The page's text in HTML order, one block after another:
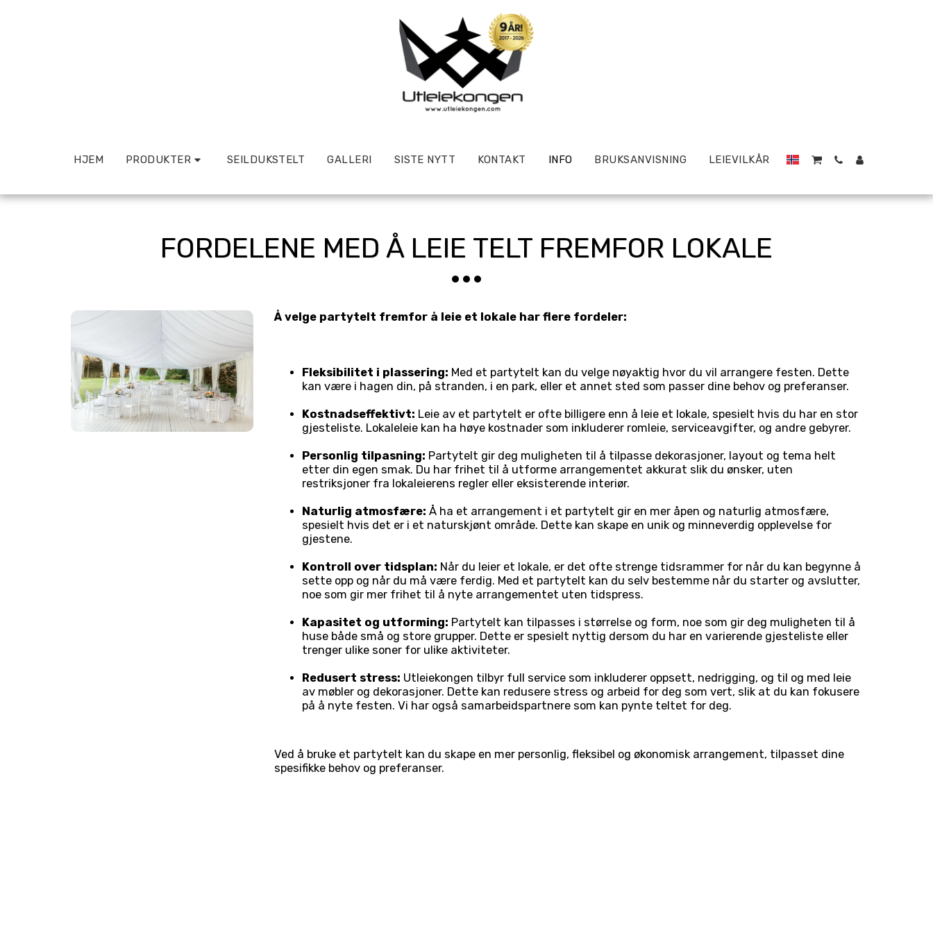
HJEM PRODUKTER SEILDUKSTELT GALLERI SISTE NYTT KONTAKT INFO BRUKSANVISNING LEIEVILKÅR
FORDELENE MED Å LEIE TELT FREMFOR LOKALE
Å velge partytelt fremfor å leie et lokale har flere fordeler:
Fleksibilitet i plassering: Med et partytelt kan du velge nøyaktig hvor du vil arrangere festen. Dette
kan være i hagen din, på stranden, i en park, eller et annet sted som passer dine behov og preferanser.
Kostnadseffektivt: Leie av et partytelt er ofte billigere enn å leie et lokale, spesielt hvis du har en stor
gjesteliste. Lokaleleie kan ha høye kostnader som inkluderer romleie, serviceavgifter, og andre gebyrer.
Personlig tilpasning: Partytelt gir deg muligheten til å tilpasse dekorasjoner, layout og tema helt
etter din egen smak. Du har frihet til å utforme arrangementet akkurat slik du ønsker, uten
restriksjoner fra lokaleierens regler eller eksisterende interiør.
Naturlig atmosfære: Å ha et arrangement i et partytelt gir en mer åpen og naturlig atmosfære,
spesielt hvis det er i et naturskjønt område. Dette kan skape en unik og minneverdig opplevelse for
gjestene.
Kontroll over tidsplan: Når du leier et lokale, er det ofte strenge tidsrammer for når du kan begynne å
sette opp og når du må være ferdig. Med et partytelt kan du selv bestemme når du starter og avslutter,
noe som gir mer frihet til å nyte arrangementet uten tidspress.
Kapasitet og utforming: Partytelt kan tilpasses i størrelse og form, noe som gir deg muligheten til å
huse både små og store grupper. Dette er spesielt nyttig dersom du har en varierende gjesteliste eller
trenger ulike soner for ulike aktiviteter.
Redusert stress: Utleiekongen tilbyr full service som inkluderer oppsett, nedrigging, og til og med leie
av møbler og dekorasjoner. Dette kan redusere stress og arbeid for deg som vert, slik at du kan fokusere
på å nyte festen. Vi har også samarbeidspartnere som kan pynte teltet for deg.
Ved å bruke et partytelt kan du skape en mer personlig, fleksibel og økonomisk arrangement, tilpasset dine
spesifikke behov og preferanser.